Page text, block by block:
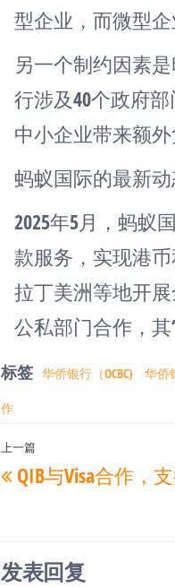
型企业，而微型企
另一个制约因素
行涉及40个政府
中小企业带来额外
蚂蚁国际的最新
2025年5月，蚂蚁
款服务，实现港
拉丁美洲等地开
公私部门合作，其
标签 华侨银行（OCBC) 华侨
作
文
章
上
一
文
上一篇
QIB与Visa合作，
发表回复